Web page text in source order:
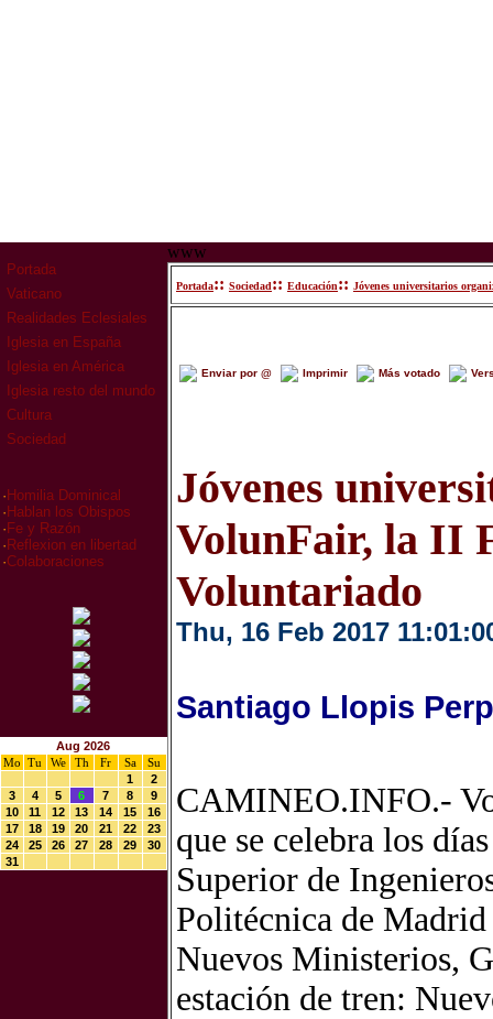
Portada
Vaticano
Realidades Eclesiales
Iglesia en España
Iglesia en América
Iglesia resto del mundo
Cultura
Sociedad
· Homilia Dominical
· Hablan los Obispos
· Fe y Razón
· Reflexion en libertad
·Colaboraciones
Aug 2026
Mo
Tu We Th Fr Sa
Su
1
2
3
4 5 6 7 8
9
10
11 12 13 14 15
16
17
18 19 20 21 22
23
24
25 26 27 28 29
30
31
www
Portada:: Sociedad:: Educación:: Jóvenes universitarios
Enviar por @ Imprimir Más votado
Jóvenes
VolunFair, la II
Voluntariado
Thu, 16 Feb 2017
Santiago Llopis
CAMINEO.INFO.-
que se celebra los
Superior de
Politécnica de
Nuevos Ministerios,
estación de tren: